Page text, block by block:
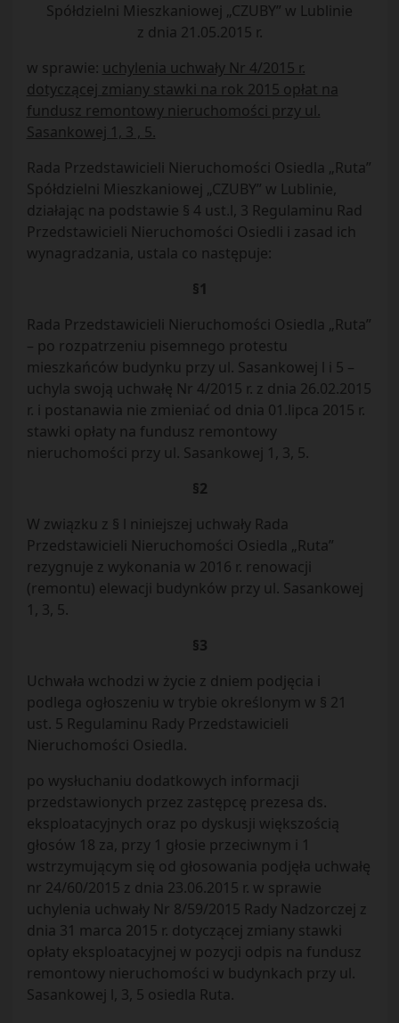
Spółdzielni Mieszkaniowej „CZUBY” w Lublinie
z dnia 21.05.2015 r.
w sprawie: uchylenia uchwały Nr 4/2015 r.
dotyczącej zmiany stawki na rok 2015 opłat na
fundusz remontowy nieruchomości przy ul.
Sasankowej 1, 3 , 5.
Rada Przedstawicieli Nieruchomości Osiedla „Ruta”
Spółdzielni Mieszkaniowej „CZUBY” w Lublinie,
działając na podstawie § 4 ust.l, 3 Regulaminu Rad
Przedstawicieli Nieruchomości Osiedli i zasad ich
wynagradzania, ustala co następuje:
§1
Rada Przedstawicieli Nieruchomości Osiedla „Ruta”
– po rozpatrzeniu pisemnego protestu
mieszkańców budynku przy ul. Sasankowej l i 5 –
uchyla swoją uchwałę Nr 4/2015 r. z dnia 26.02.2015
r. i postanawia nie zmieniać od dnia 01.lipca 2015 r.
stawki opłaty na fundusz remontowy
nieruchomości przy ul. Sasankowej 1, 3, 5.
§2
W związku z § l niniejszej uchwały Rada
Przedstawicieli Nieruchomości Osiedla „Ruta”
rezygnuje z wykonania w 2016 r. renowacji
(remontu) elewacji budynków przy ul. Sasankowej
1, 3, 5.
§3
Uchwała wchodzi w życie z dniem podjęcia i
podlega ogłoszeniu w trybie określonym w § 21
ust. 5 Regulaminu Rady Przedstawicieli
Nieruchomości Osiedla.
po wysłuchaniu dodatkowych informacji
przedstawionych przez zastępcę prezesa ds.
eksploatacyjnych oraz po dyskusji większością
głosów 18 za, przy 1 głosie przeciwnym i 1
wstrzymującym się od głosowania podjęła uchwałę
nr 24/60/2015 z dnia 23.06.2015 r. w sprawie
uchylenia uchwały Nr 8/59/2015 Rady Nadzorczej z
dnia 31 marca 2015 r. dotyczącej zmiany stawki
opłaty eksploatacyjnej w pozycji odpis na fundusz
remontowy nieruchomości w budynkach przy ul.
Sasankowej l, 3, 5 osiedla Ruta.